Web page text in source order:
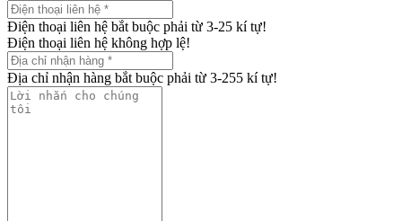
Điện thoại liên hệ bắt buộc phải từ 3-25 kí tự!
Điện thoại liên hệ không hợp lệ!
Địa chỉ nhận hàng bắt buộc phải từ 3-255 kí tự!